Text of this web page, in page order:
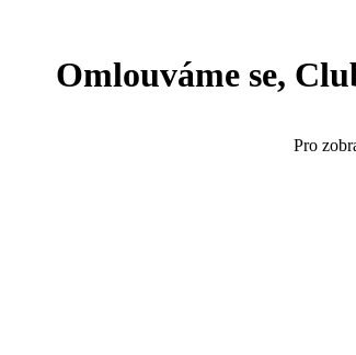
Omlouváme se,
Pro